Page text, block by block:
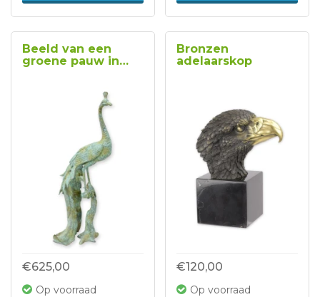
Beeld van een
groene pauw in
€625,00
Op voorraad
Bronzen
adelaarskop
€120,00
Op voorraad